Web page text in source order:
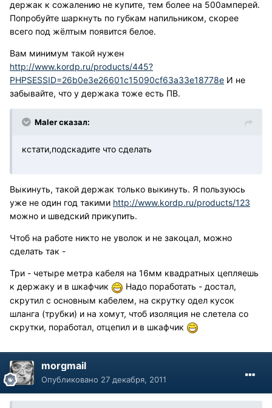
держак к сожалению не купите, тем более на 500амперей.
Попробуйте шаркнуть по губкам напильником, скорее
всего под жёлтым появится белое.
Вам минимум такой нужен
http://www.kordp.ru/products/445?
PHPSESSID=26b0e3e26601c15090cf63a33e18778e И не
забывайте, что у держака тоже есть ПВ.
Maler сказал:
кстати,подскадите что сделать
Выкинуть, такой держак только выкинуть. Я пользуюсь
уже не один год такими http://www.kordp.ru/products/123
можно и шведский прикупить.
Чтоб на работе никто не уволок и не закоцал, можно
сделать так -
Три - четыре метра кабеля на 16мм квадратных цепляешь
к держаку и в шкафчик
Надо поработать - достал,
скрутил с основным кабелем, на скрутку одел кусок
шланга (трубки) и на хомут, чтоб изоляция не слетела со
скрутки, поработал, отцепил и в шкафчик
morgmail
Опубликовано 27 декабря, 2011